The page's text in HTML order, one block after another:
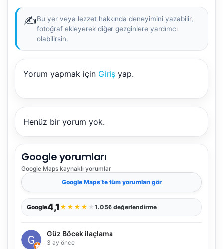
✍️Bu yer veya lezzet hakkında deneyimini yazabilir,
fotoğraf ekleyerek diğer gezginlere yardımcı
olabilirsin.
Yorum yapmak için Giriş yap.
Henüz bir yorum yok.
Google yorumları
Google Maps kaynaklı yorumlar
Google Maps’te tüm yorumları gör
Google4,1★★★★ ★ 1.056 değerlendirme
Güz Böcek ilaçlama
3 ay önce